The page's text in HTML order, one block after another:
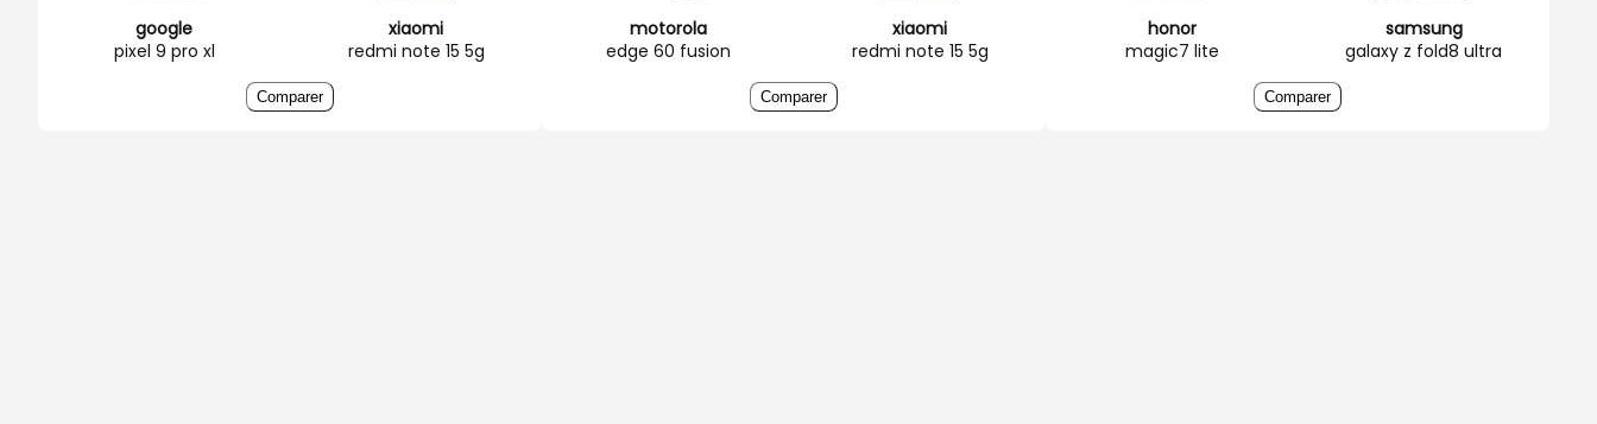
google
pixel 9 pro xl
xiaomi
redmi note 15 5g
Comparer
motorola
edge 60 fusion
xiaomi
redmi note 15 5g
Comparer
honor
magic7 lite
samsung
galaxy z fold8 ultra
Comparer